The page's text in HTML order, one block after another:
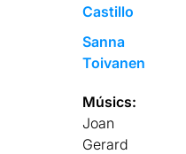
Castillo
Sanna
Toivanen
Músics:
Joan
Gerard